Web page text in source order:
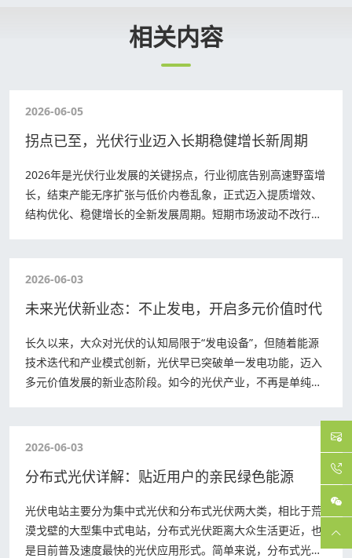
相关内容
2026-06-05
拐点已至，光伏行业迈入长期稳健增长新周期
2026年是光伏行业发展的关键拐点，行业彻底告别高速野蛮增
长，结束产能无序扩张与低价内卷乱象，正式迈入提质增效、
结构优化、稳健增长的全新发展周期。短期市场波动不改行业
2026-06-03
未来光伏新业态：不止发电，开启多元价值时代
长久以来，大众对光伏的认知局限于“发电设备”，但随着能源
技术迭代和产业模式创新，光伏早已突破单一发电功能，迈入
多元价值发展的新业态阶段。如今的光伏产业，不再是单纯的
2026-06-03
分布式光伏详解：贴近用户的亲民绿色能源
光伏电站主要分为集中式光伏和分布式光伏两大类，相比于荒
漠戈壁的大型集中式电站，分布式光伏距离大众生活更近，也
是目前普及速度最快的光伏应用形式。简单来说，分布式光伏